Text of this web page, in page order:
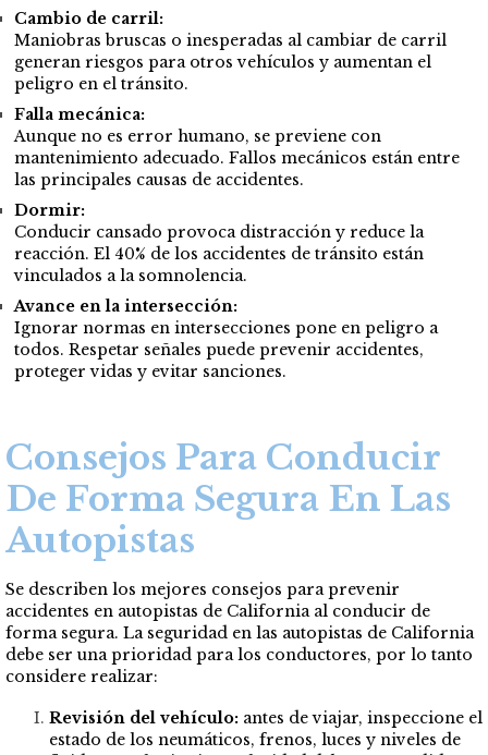
Cambio de carril:
Maniobras bruscas o inesperadas al cambiar de carril
generan riesgos para otros vehículos y aumentan el
peligro en el tránsito.
Falla mecánica:
Aunque no es error humano, se previene con
mantenimiento adecuado. Fallos mecánicos están entre
las principales causas de accidentes.
Dormir:
Conducir cansado provoca distracción y reduce la
reacción. El 40% de los accidentes de tránsito están
vinculados a la somnolencia.
Avance en la intersección:
Ignorar normas en intersecciones pone en peligro a
todos. Respetar señales puede prevenir accidentes,
proteger vidas y evitar sanciones.
Consejos Para Conducir
De Forma Segura En Las
Autopistas
Se describen los mejores consejos para prevenir
accidentes en autopistas de California al conducir de
forma segura. La seguridad en las autopistas de California
debe ser una prioridad para los conductores, por lo tanto
considere realizar:
Revisión del vehículo: antes de viajar, inspeccione el
estado de los neumáticos, frenos, luces y niveles de